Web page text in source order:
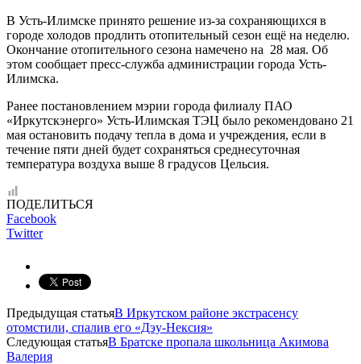
В Усть-Илимске принято решение из-за сохраняющихся в
городе холодов продлить отопительный сезон ещё на неделю.
Окончание отопительного сезона намечено на 28 мая. Об
этом сообщает пресс-служба администрации города Усть-
Илимска.
Ранее постановлением мэрии города филиалу ПАО
«Иркутскэнерго» Усть-Илимская ТЭЦ было рекомендовано 21
мая остановить подачу тепла в дома и учреждения, если в
течение пяти дней будет сохраняться среднесуточная
температура воздуха выше 8 градусов Цельсия.
ПОДЕЛИТЬСЯ
Facebook
Twitter
Предыдущая статьяВ Иркутском районе экстрасенсу
отомстили, спалив его «Дэу-Нексия»
Следующая статьяВ Братске пропала школьница Акимова
Валерия